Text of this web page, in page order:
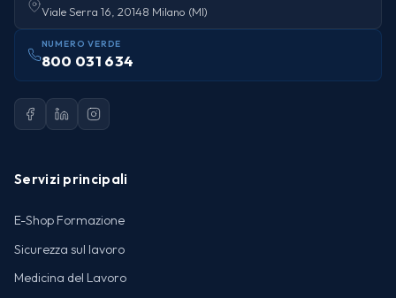
Viale Serra 16, 20148 Milano (MI)
NUMERO VERDE
800 031 634
Servizi principali
E-Shop Formazione
Sicurezza sul lavoro
Medicina del Lavoro